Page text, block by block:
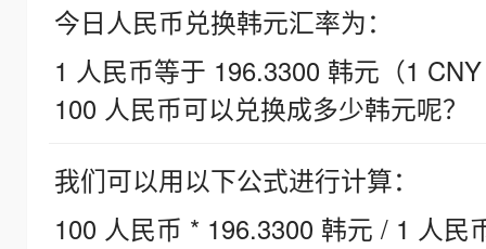
今日人民币兑换韩元汇率为：
1 人民币等于 196.3300 韩元（1
100 人民币可以兑换成多少韩元呢？
我们可以用以下公式进行计算：
100 人民币 * 196.3300 韩元 / 1 人民